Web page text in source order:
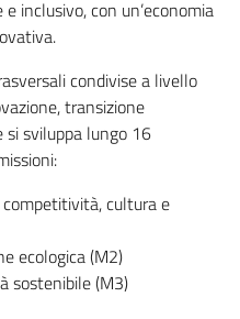
inclusivo, con un’economia
condivise a livello
transizione
si sviluppa lungo 16
cultura e
ecologica (M2)
sostenibile (M3)